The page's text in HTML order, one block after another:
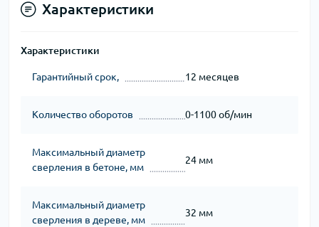
Характеристики
Характеристики
Гарантийный срок, 12 месяцев
Количество оборотов 0-1100 об/мин
Максимальный диаметр
сверления в бетоне, мм
24 мм
Максимальный диаметр
сверления в дереве, мм
32 мм